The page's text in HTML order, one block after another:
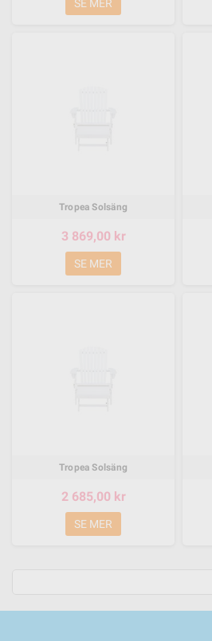
SE MER
Tropea Solsäng
3 869,00 kr
SE MER
Tropea Solsäng
2 685,00 kr
SE MER